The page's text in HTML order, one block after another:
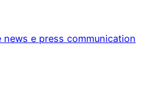
news e press communication